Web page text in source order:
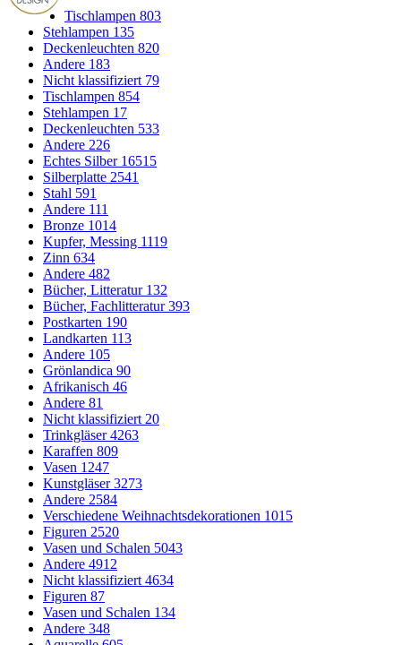
Tischlampen 803
Stehlampen 135
Deckenleuchten 820
Andere 183
Nicht klassifiziert 79
Tischlampen 854
Stehlampen 17
Deckenleuchten 533
Andere 226
Echtes Silber 16515
Silberplatte 2541
Stahl 591
Andere 111
Bronze 1014
Kupfer, Messing 1119
Zinn 634
Andere 482
Bücher, Litteratur 132
Bücher, Fachlitteratur393
Postkarten 190
Landkarten 113
Andere 105
Grönlandica 90
Afrikanisch 46
Andere 81
Nicht klassifiziert 20
Trinkgläser4263
Karaffen 809
Vasen 1247
Kunstgläser3273
Andere 2584
Verschiedene Weihnachtsdekorationen 1015
Figuren 2520
Vasen und Schalen 5043
Andere 4912
Nicht klassifiziert 4634
Figuren 87
Vasen und Schalen 134
Andere 348